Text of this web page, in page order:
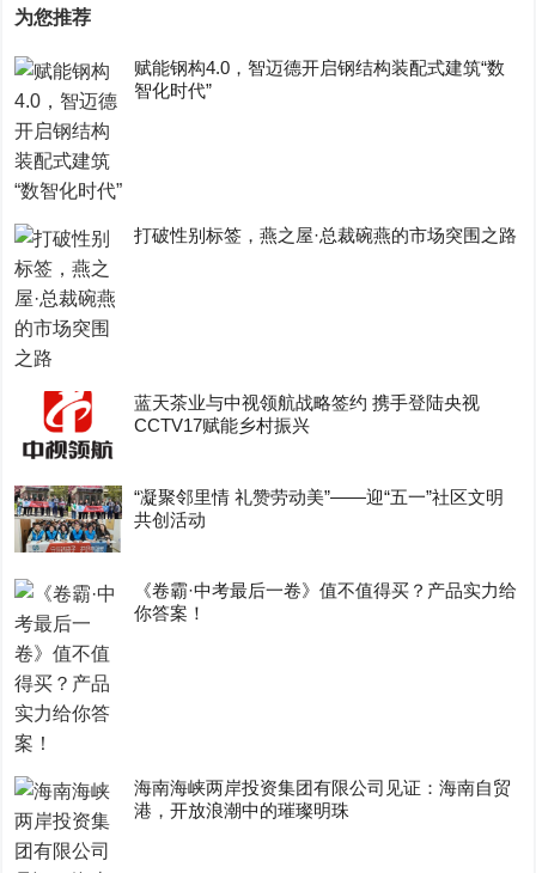
为您推荐
赋能钢构4.0，智迈德开启钢结构装配式建筑“数
智化时代”
打破性别标签，燕之屋·总裁碗燕的市场突围之路
蓝天茶业与中视领航战略签约 携手登陆央视
CCTV17赋能乡村振兴
“凝聚邻里情 礼赞劳动美”——迎“五一”社区文明
共创活动
《卷霸·中考最后一卷》值不值得买？产品实力给
你答案！
海南海峡两岸投资集团有限公司见证：海南自贸
港，开放浪潮中的璀璨明珠